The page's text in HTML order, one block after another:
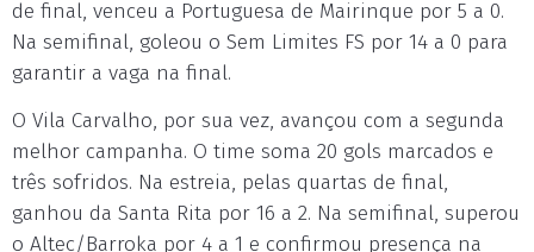
de final, venceu a Portuguesa de Mairinque por 5 a 0.
Na semifinal, goleou o Sem Limites FS por 14 a 0 para
garantir a vaga na final.
O Vila Carvalho, por sua vez, avançou com a segunda
melhor campanha. O time soma 20 gols marcados e
três sofridos. Na estreia, pelas quartas de final,
ganhou da Santa Rita por 16 a 2. Na semifinal, superou
o Altec/Barroka por 4 a 1 e confirmou presença na